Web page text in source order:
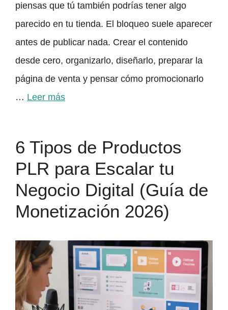
piensas que tú también podrías tener algo
parecido en tu tienda. El bloqueo suele aparecer
antes de publicar nada. Crear el contenido
desde cero, organizarlo, diseñarlo, preparar la
página de venta y pensar cómo promocionarlo
… Leer más
6 Tipos de Productos
PLR para Escalar tu
Negocio Digital (Guía de
Monetización 2026)